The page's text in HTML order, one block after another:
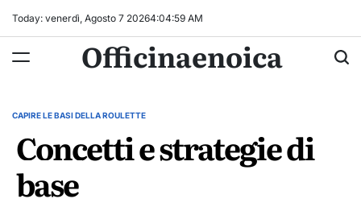
Today: venerdì, Agosto 7 20264:05:00 AM
Officinaenoica
POSTED
CAPIRE LE BASI DELLA ROULETTE
Concetti e strategie di
base